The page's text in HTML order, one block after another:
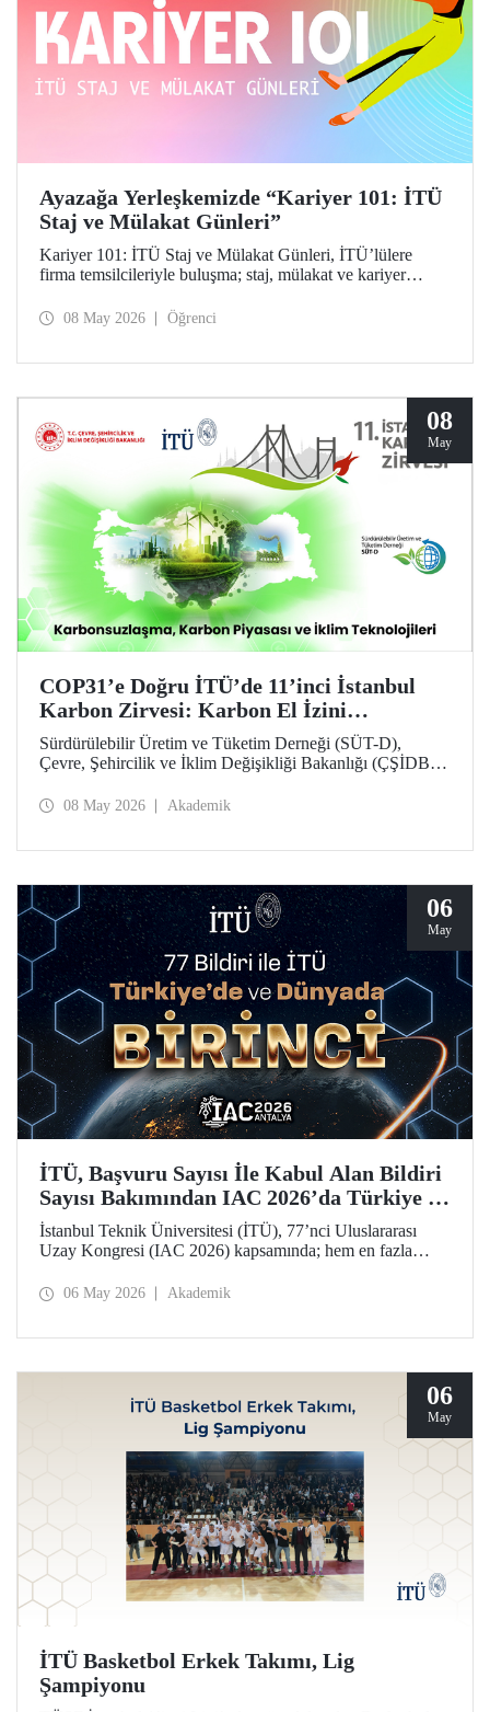
Ayazağa Yerleşkemizde “Kariyer 101: İTÜ
Staj ve Mülakat Günleri”
Kariyer 101: İTÜ Staj ve Mülakat Günleri, İTÜ’lülere
firma temsilcileriyle buluşma; staj, mülakat ve kariyer
08 May 2026 Öğrenci
08
May
COP31’e Doğru İTÜ’de 11’inci İstanbul
Karbon Zirvesi: Karbon El İzini
Yükseltenler Öne Çıktı
Sürdürülebilir Üretim ve Tüketim Derneği (SÜT-D),
Çevre, Şehircilik ve İklim Değişikliği Bakanlığı (ÇŞİDB)
11’inci İstanbul Karbon Zirvesi “karbon nötr” olarak
08 May 2026 Akademik
06
May
İTÜ, Başvuru Sayısı İle Kabul Alan Bildiri
Sayısı Bakımından IAC 2026’da Türkiye ve
Dünya Birincisi
İstanbul Teknik Üniversitesi (İTÜ), 77’nci Uluslararası
Uzay Kongresi (IAC 2026) kapsamında; hem en fazla
üniversite olarak Türkiye’de ve dünyada birinci sırada yer
06 May 2026 Akademik
06
May
İTÜ Basketbol Erkek Takımı, Lig
Şampiyonu